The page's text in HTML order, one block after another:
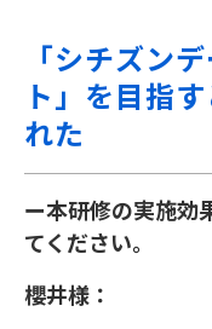
「シチズン
ト」を目指
れた
ー本研修の実施効
てください。
櫻井様：